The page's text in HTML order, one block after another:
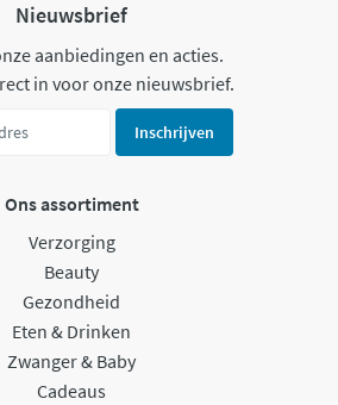
Nieuwsbrief
aanbiedingen en acties.
in voor onze nieuwsbrief.
Inschrijven
Ons assortiment
Verzorging
Beauty
Gezondheid
Eten & Drinken
Zwanger & Baby
Cadeaus